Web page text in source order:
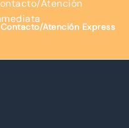
Contacto/Atención Express